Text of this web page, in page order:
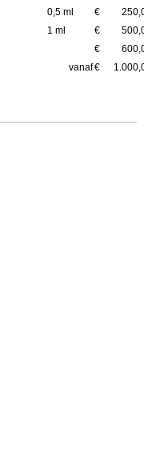
0,5 ml €
1 ml
€
€
vanaf€